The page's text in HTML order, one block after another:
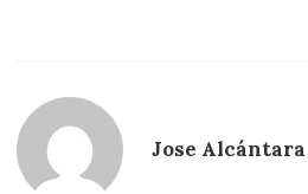
Jose Alcántara